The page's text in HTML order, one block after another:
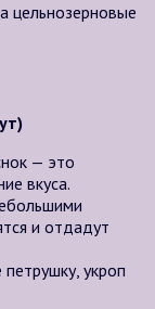
цельнозерновые
— это
вкуса.
и отдадут
укроп